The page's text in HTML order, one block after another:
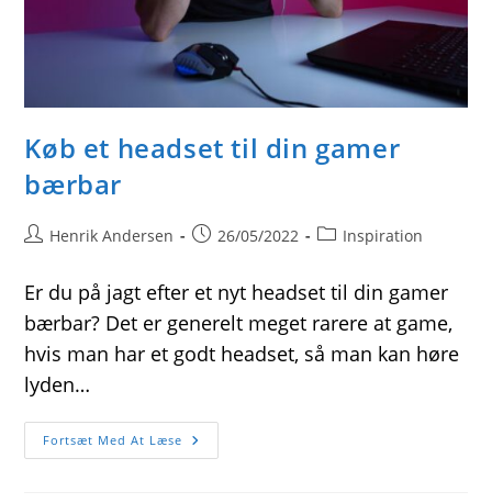
Køb et headset til din gamer
bærbar
PostHenrik Andersen
Post26/05/2022
PostInspiration
Er du på jagt efter et nyt headset til din gamer
bærbar? Det er generelt meget rarere at game,
hvis man har et godt headset, så man kan høre
lyden…
Fortsæt Med At Læse Køb
Et